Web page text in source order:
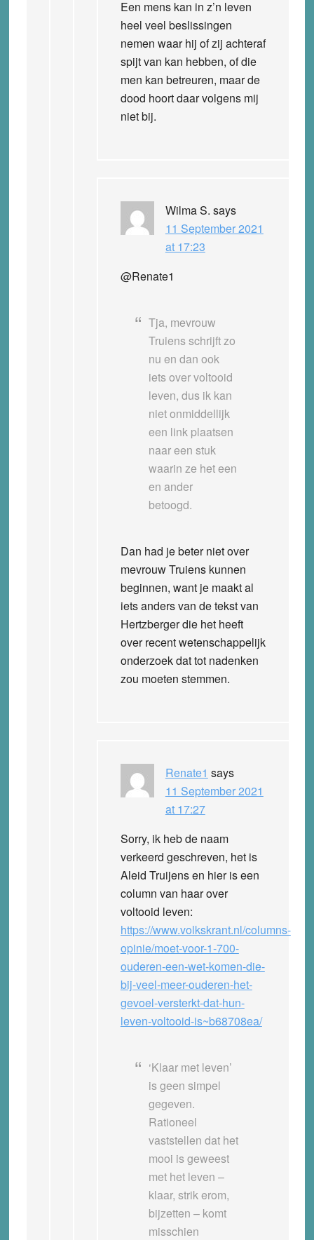
Een mens kan in z’n leven
heel veel beslissingen
nemen waar hij of zij achteraf
spijt van kan hebben, of die
men kan betreuren, maar de
dood hoort daar volgens mij
niet bij.
Wilma S. says
11 September 2021
at 17:23
@Renate1
Tja, mevrouw
Truiens schrijft zo
nu en dan ook
iets over voltooid
leven, dus ik kan
niet onmiddellijk
een link plaatsen
naar een stuk
waarin ze het een
en ander
betoogd.
Dan had je beter niet over
mevrouw Truiens kunnen
beginnen, want je maakt al
iets anders van de tekst van
Hertzberger die het heeft
over recent wetenschappelijk
onderzoek dat tot nadenken
zou moeten stemmen.
Renate1 says
11 September 2021
at 17:27
Sorry, ik heb de naam
verkeerd geschreven, het is
Aleid Truijens en hier is een
column van haar over
voltooid leven:
https://www.volkskrant.nl/columns-
opinie/moet-voor-1-700-
ouderen-een-wet-komen-die-
bij-veel-meer-ouderen-het-
gevoel-versterkt-dat-hun-
leven-voltooid-is~b68708ea/
‘Klaar met leven’
is geen simpel
gegeven.
Rationeel
vaststellen dat het
mooi is geweest
met het leven –
klaar, strik erom,
bijzetten – komt
misschien